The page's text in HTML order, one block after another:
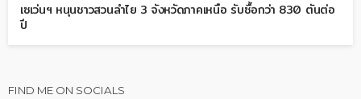
เซเว่นฯ หนุนชาวสวนลำไย 3 จังหวัดภาคเหนือ รับซื้อกว่า 830 ตันต่อ
ปี
FIND ME ON SOCIALS